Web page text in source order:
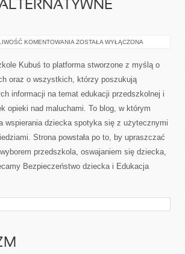
KOMENTOWANIA EDUKACJA
ALTERNATYWNE
METODY
ZOSTAŁA WYŁĄCZONA
Kubuś to platforma stworzone z myślą o
oraz o wszystkich, którzy poszukują
informacji na temat edukacji przedszkolnej i
opieki nad maluchami. To blog, w którym
wspierania dziecka spotyka się z użytecznymi
Strona powstała po to, by upraszczać
przedszkola, oswajaniem się dziecka,
Bezpieczeństwo dziecka i Edukacja